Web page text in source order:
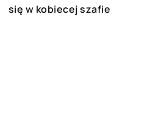
się w kobiecej szafie